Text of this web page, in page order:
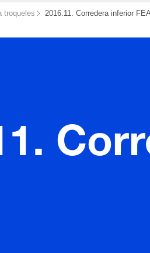
troqueles 2016.11. Corredera inferior